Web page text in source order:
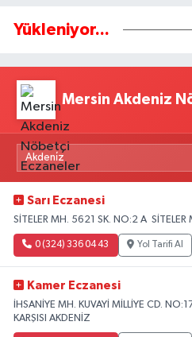
Yükleniyor...
Mersin Akdeniz
Sarı Eczanesi
SİTELER MH. 5621 SK. NO:2 A
0 (324) 336 04 43 Yol Tarifi Al
Kamer Eczanesi
İHSANİYE MH. KUVAYİ MİLLİYE CD.
KARŞISI AKDENİZ